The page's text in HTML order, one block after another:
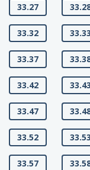
33.27
33.32 33.33
33.37
33.42 33.43
33.47
33.52 33.53
33.57